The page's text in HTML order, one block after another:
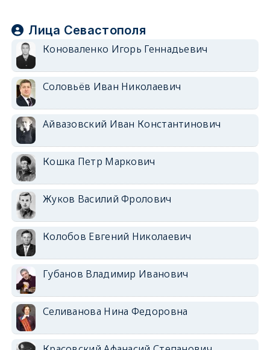
Лица Севастополя
Коноваленко Игорь Геннадьевич
Соловьёв Иван Николаевич
Айвазовский Иван Константинович
Кошка Петр Маркович
Жуков Василий Фролович
Колобов Евгений Николаевич
Губанов Владимир Иванович
Селиванова Нина Федоровна